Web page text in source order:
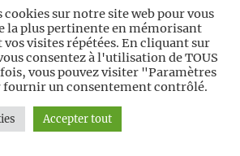
longère et l’architecture rurale
de la IIIe République
militaires et la mémoire des
(1870, 1914‑1918,
cookies sur notre site web pour vous
plus pertinente en mémorisant
vos visites répétées. En cliquant sur
consentez à l'utilisation de TOUS
vous pouvez visiter "Paramètres
fournir un consentement contrôlé.
Accepter tout